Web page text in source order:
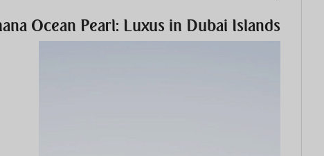
Ocean Pearl: Luxus in Dubai Islands